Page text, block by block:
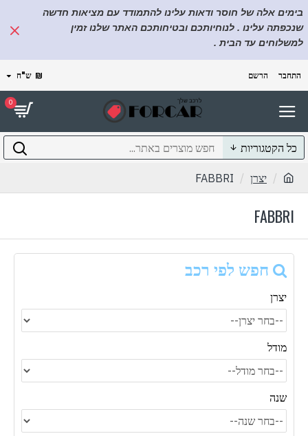
בימים אלה של חוסר ודאות עלינו להתמודד עם מציאות חדשה
שנכפתה עלינו . לנוחיותכם ובטיחותכם האתר שלנו זמין
למשלוחים עד הבית .
התחבר הרשם ₪ ש"ח
0
כל הקטגוריות
יצרן FABBRI
FABBRI
חפש לפי רכב
יצרן
מודל
שנה